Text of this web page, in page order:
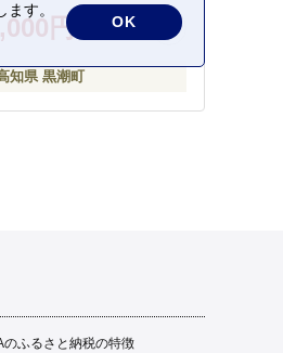
キ 藁焼き わら焼き 魚
な 海鮮 刺身 お刺身 冷
当地 本場 高知 黒潮町 ギ
贈答品 人気 返礼品 ふ
円
知県 黒潮町
のふるさと納税の特徴
す。
OK